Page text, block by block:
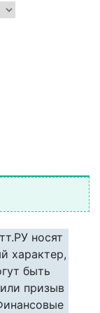
носят
характер,
быть
призыв